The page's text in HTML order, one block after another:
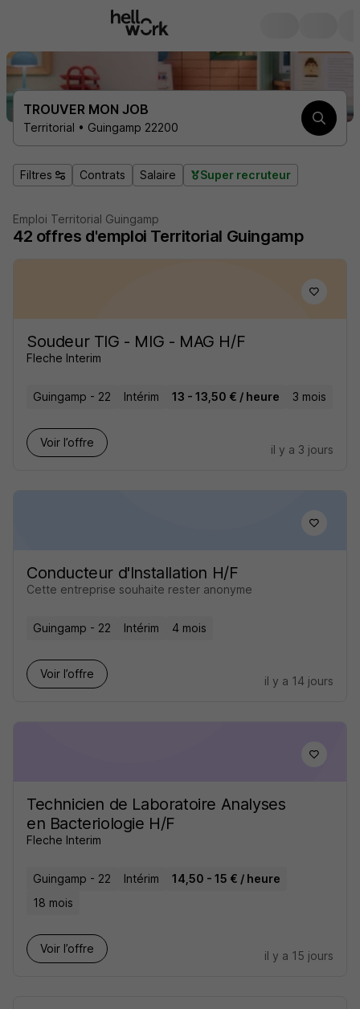
TROUVER MON JOB
Territorial • Guingamp 22200
Filtres Contrats Salaire Super recruteur
Emploi Territorial Guingamp
42 offres d'emploi Territorial Guingamp
Soudeur TIG - MIG - MAG H/F
Fleche Interim
Guingamp - 22 Intérim 13 - 13,50 € / heure 3 mois
Voir l’offre
il y a 3 jours
Conducteur d'Installation H/F
Cette entreprise souhaite rester anonyme
Guingamp - 22 Intérim 4 mois
Voir l’offre
il y a 14 jours
Technicien de Laboratoire Analyses
en Bacteriologie H/F
Fleche Interim
Guingamp - 22 Intérim
14,50 - 15 € / heure
18 mois
Voir l’offre
il y a 15 jours